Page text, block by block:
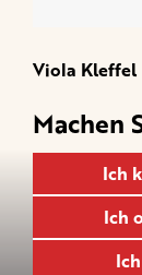
Viola Kleffel
Machen
Ich
Ich